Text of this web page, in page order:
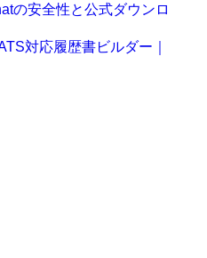
の安全性と公式ダウンロ
対応履歴書ビルダー｜